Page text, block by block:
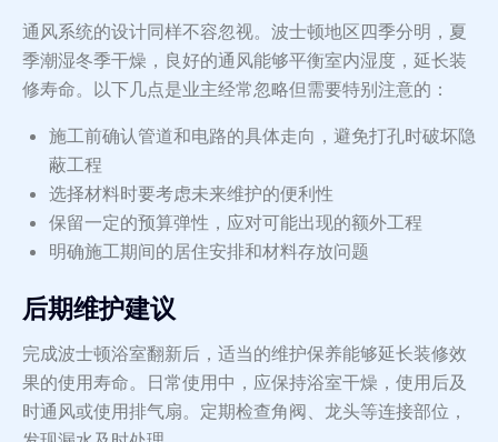
通风系统的设计同样不容忽视。波士顿地区四季分明，夏
季潮湿冬季干燥，良好的通风能够平衡室内湿度，延长装
修寿命。以下几点是业主经常忽略但需要特别注意的：
施工前确认管道和电路的具体走向，避免打孔时破坏隐
蔽工程
选择材料时要考虑未来维护的便利性
保留一定的预算弹性，应对可能出现的额外工程
明确施工期间的居住安排和材料存放问题
后期维护建议
完成波士顿浴室翻新后，适当的维护保养能够延长装修效
果的使用寿命。日常使用中，应保持浴室干燥，使用后及
时通风或使用排气扇。定期检查角阀、龙头等连接部位，